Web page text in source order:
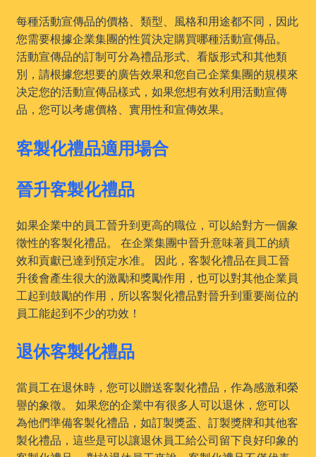
每種活動宣傳品的價格、類型、風格和用途都不同，因此
您需要根據企業集團的性質決定購買哪種活動宣傳品。
活動宣傳品的訂制可分為禮品形式、看版形式和其他類
別，請根據您想要的廣告效果和您自己企業集團的規模來
决定您的活動宣傳品樣式，如果您想有效利用活動宣傳
品，您可以考慮價格、實用性和宣傳效果。
客製化禮品適用場合
晉升客製化禮品
如果企業中的員工晉升到更高的職位，可以給對方一個象
徵性的客製化禮品。 在企業集團中晉升意味著員工的績
效和貢獻已達到預定水准。 因此，客製化禮品在員工晉
升後會產生很大的激勵和獎勵作用，也可以對其他企業員
工起到鼓勵的作用，所以客製化禮品對晉升到重要崗位的
員工能起到不少的功效！
退休客製化禮品
當員工在退休時，您可以贈送客製化禮品，作為感激和榮
譽的象徵。 如果您的企業中有很多人可以退休，您可以
為他們準備客製化禮品，如訂製獎盃、訂製獎牌和其他客
製化禮品，這些是可以讓退休員工給公司留下良好印象的